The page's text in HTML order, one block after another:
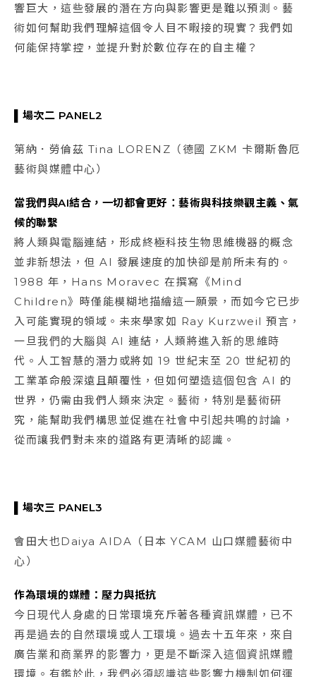
響巨大，這些發展的潛在方向與影響更是難以預測。藝
術如何幫助我們理解這個令人目不暇接的現實？我們如
何能保持掌控，並提升對於數位存在的自主權？
▌場次二 PANEL2
第納．勞倫茲 Tina LORENZ（德國 ZKM 卡爾斯魯厄
藝術與媒體中心）
當我們與AI結合，一切都會更好：藝術與科技樂觀主義、氣
候的聯繫
將人類與電腦連結，形成終極科技生物思維機器的概念
並非新想法，但 AI 發展速度的加快卻是前所未有的。
1988 年，Hans Moravec 在撰寫《Mind
Children》時僅能模糊地描繪這一願景，而如今它已步
入可能實現的領域。未來學家如 Ray Kurzweil 預言，
一旦我們的大腦與 AI 連結，人類將進入新的思維時
代。人工智慧的潛力或將如 19 世紀末至 20 世紀初的
工業革命般深遠且顛覆性，但如何塑造這個包含 AI 的
世界，仍需由我們人類來決定。藝術，特別是藝術研
究，能幫助我們構思並促進在社會中引起共鳴的討論，
從而讓我們對未來的道路有更清晰的認識。
▌場次三 PANEL3
會田大也Daiya AIDA（日本 YCAM 山口媒體藝術中
心）
作為環境的媒體：壓力與抵抗
今日現代人身處的日常環境充斥著各種資訊媒體，已不
再是過去的自然環境或人工環境。過去十五年來，來自
廣告業和商業界的影響力，更是不斷深入這個資訊媒體
環境。有鑑於此，我們必須認識這些影響力機制如何運